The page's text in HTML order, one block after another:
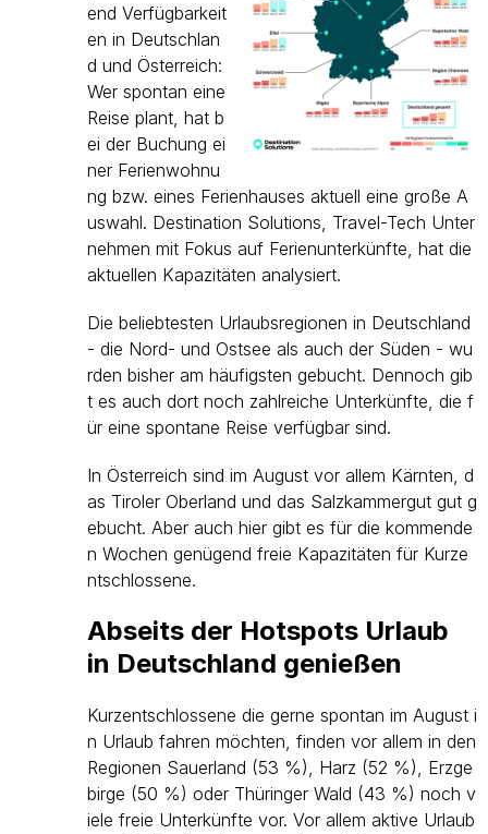
end Verfügbarkeit
en in Deutschlan
d und Österreich:
Wer spontan eine
Reise plant, hat b
ei der Buchung ei
ner Ferienwohnu
ng bzw. eines Ferienhauses aktuell eine große A
uswahl. Destination Solutions, Travel-Tech Unter
nehmen mit Fokus auf Ferienunterkünfte, hat die
aktuellen Kapazitäten analysiert.
Die beliebtesten Urlaubsregionen in Deutschland
- die Nord- und Ostsee als auch der Süden - wu
rden bisher am häufigsten gebucht. Dennoch gib
t es auch dort noch zahlreiche Unterkünfte, die f
ür eine spontane Reise verfügbar sind.
In Österreich sind im August vor allem Kärnten, d
as Tiroler Oberland und das Salzkammergut gut g
ebucht. Aber auch hier gibt es für die kommende
n Wochen genügend freie Kapazitäten für Kurze
ntschlossene.
Abseits der Hotspots Urlaub
in Deutschland genießen
Kurzentschlossene die gerne spontan im August i
n Urlaub fahren möchten, finden vor allem in den
Regionen Sauerland (53 %), Harz (52 %), Erzge
birge (50 %) oder Thüringer Wald (43 %) noch v
iele freie Unterkünfte vor. Vor allem aktive Urlaub